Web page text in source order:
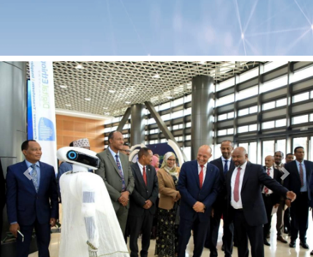
Previous Next